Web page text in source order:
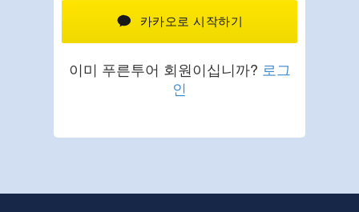
카카오로 시작하기
이미 푸른투어 회원이십니까? 로그
인